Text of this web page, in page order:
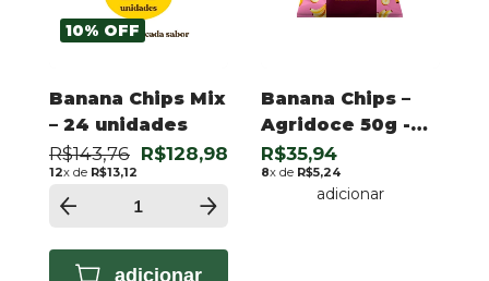
10% OFF
Banana Chips Mix
– 24 unidades
R$143,76 R$128,98
12x de R$13,12
adicionar
Banana Chips –
Agridoce 50g -
(cópia)
R$35,94
8x de R$5,24
adicionar